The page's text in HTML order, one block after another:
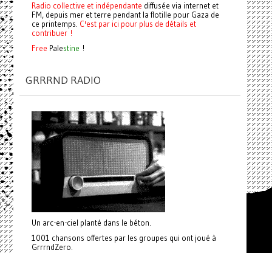
Radio collective et indépendante diffusée via internet et
FM, depuis mer et terre pendant la flotille pour Gaza de
ce printemps. C'est par ici pour plus de détails et
contribuer !
Free Palestine !
GRRRND RADIO
Un arc-en-ciel planté dans le béton.
1001 chansons offertes par les groupes qui ont joué à
GrrrndZero.